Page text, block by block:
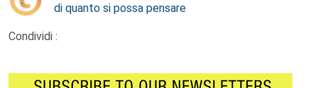
di quanto si possa pensare
Condividi :